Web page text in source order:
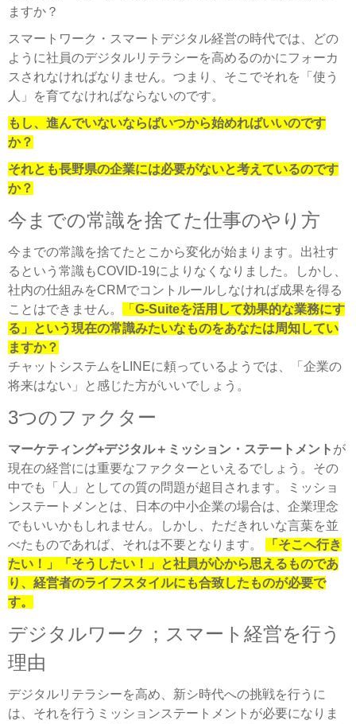
ますか？
スマートワーク・スマートデジタル経営の時代では、どの
ように社員のデジタルリテラシーを高めるのかにフォーカ
スされなければなりません。つまり、そこでそれを「使う
人」を育てなければならないのです。
もし、進んでいないならばいつから始めればいいのです
か？
それとも長野県の企業には必要がないと考えているのです
か？
今までの常識を捨てた仕事のやり方
今までの常識を捨てたとこから変化が始まります。出社す
るという常識もCOVID-19によりなくなりました。しかし、
社内の仕組みをCRMでコントルールしなければ成果を得る
ことはできません。
「 G-Suiteを活用して効果的な業務にす
る」という現在の常識みたいなものをあなたは周知してい
ますか？
チャットシステムをLINEに頼っているようでは、「企業の
将来はない」と感じた方がいいでしょう。
3つのファクター
マーケティング+デジタル＋ミッション・ステートメント が
現在の経営には重要なファクターといえるでしょう。その
中でも「人」としての質の問題が超目されます。ミッショ
ンステートメンとは、日本の中小企業の場合は、企業理念
でもいいかもしれません。しかし、ただきれいな言葉を並
べたものであれば、それは不要となります。
「そこへ行き
たい！」「そうしたい！」と社員が心から思えるものであ
り、経営者のライフスタイルにも合致したものが必要で
す。
デジタルワーク；スマート経営を行う
理由
デジタルリテラシーを高め、新シ時代への挑戦を行うに
は、それを行うミッションステートメントが必要になりま